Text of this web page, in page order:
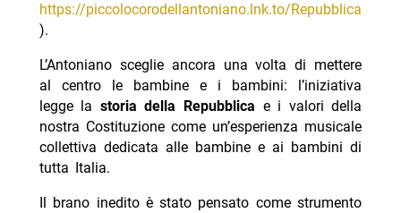
https://piccolocorodellantoniano.lnk.to/Repubblica
).
L’Antoniano sceglie ancora una volta di mettere
al centro le bambine e i bambini: l’iniziativa
legge la storia della Repubblica e i valori della
nostra Costituzione come un’esperienza musicale
collettiva dedicata alle bambine e ai bambini di
tutta Italia.
Il brano inedito è stato pensato come strumento